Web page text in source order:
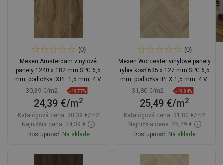
(0)
Mexen Amsterdam vinylové
panely 1240 x 182 mm SPC 6,5
mm, podložka IXPE 1,5 mm, 4 V-
spára, Dub - F1042-1240-182-505-
30,39 €/m2 -19,77%
24,39 €/m2
Katalógová cena: 30,39 €/m2
Najnižšia cena: 24,39 €
Dostupnosť: Na sklade
Do košíka
(0)
Mexen Worcester vinylové panely
rybia kosť 635 x 127 mm SPC 6,5
mm, podložka IPEX 1,5 mm, 4 V-
Fuga, Dub
31,80 €/m2 -19,84%
25,49 €/m2
Katalógová cena: 31,80 €/m2
Najnižšia cena: 25,49 €
Dostupnosť: Na sklade
Do košíka